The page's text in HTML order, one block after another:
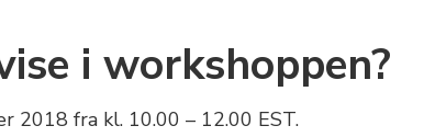
i workshoppen?
2018 fra kl. 10.00 – 12.00 EST.